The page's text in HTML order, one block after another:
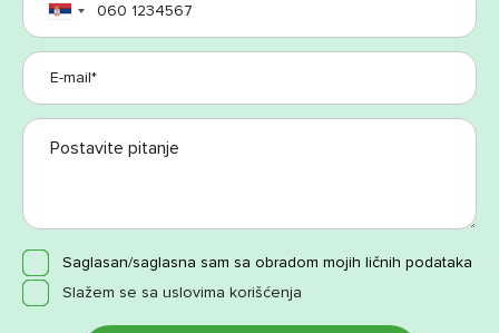
Saglasan/saglasna sam sa obradom mojih ličnih podataka
Slažem se sa uslovima korišćenja